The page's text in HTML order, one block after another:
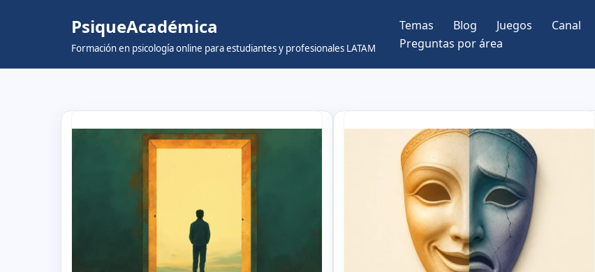
PsiqueAcadémica
Formación en psicología online para estudiantes y profesionales LATAM
Temas Blog Juegos Canal
Preguntas por área